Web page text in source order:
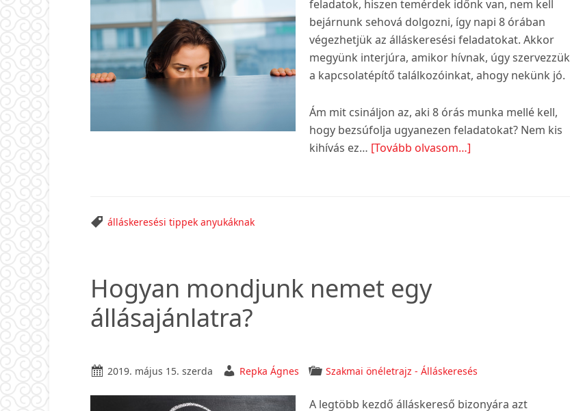
feladatok, hiszen temérdek időnk van, nem kell
bejárnunk sehová dolgozni, így napi 8 órában
végezhetjük az álláskeresési feladatokat. Akkor
megyünk interjúra, amikor hívnak, úgy szervezzük
a kapcsolatépítő találkozóinkat, ahogy nekünk jó.
Ám mit csináljon az, aki 8 órás munka mellé kell,
hogy bezsúfolja ugyanezen feladatokat? Nem kis
kihívás ez… [Tovább olvasom…]
álláskeresési tippek anyukáknak
Hogyan mondjunk nemet egy
állásajánlatra?
2019. május 15. szerda Repka Ágnes Szakmai önéletrajz - Álláskeresés
A legtöbb kezdő álláskereső bizonyára azt